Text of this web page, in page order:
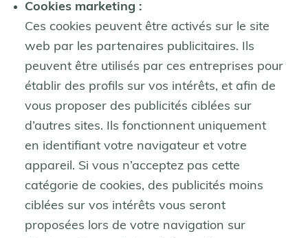
Cookies marketing :
Ces cookies peuvent être activés sur le site
web par les partenaires publicitaires. Ils
peuvent être utilisés par ces entreprises pour
établir des profils sur vos intérêts, et afin de
vous proposer des publicités ciblées sur
d’autres sites. Ils fonctionnent uniquement
en identifiant votre navigateur et votre
appareil. Si vous n’acceptez pas cette
catégorie de cookies, des publicités moins
ciblées sur vos intérêts vous seront
proposées lors de votre navigation sur